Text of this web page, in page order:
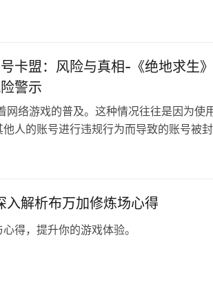
卡盟：风险与真相-《绝地求生
警示
网络游戏的普及。这种情况往往是因为使
人的账号进行违规行为而导致的账号被封
解析布万加修炼场心得
得，提升你的游戏体验。